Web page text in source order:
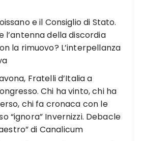
e il Consiglio di Stato.
l’antenna della discordia
la rimuovo? L’interpellanza
Fratelli d’Italia a
Chi ha vinto, chi ha
chi fa cronaca con le
“ignora” Invernizzi. Debacle
di Canalicum